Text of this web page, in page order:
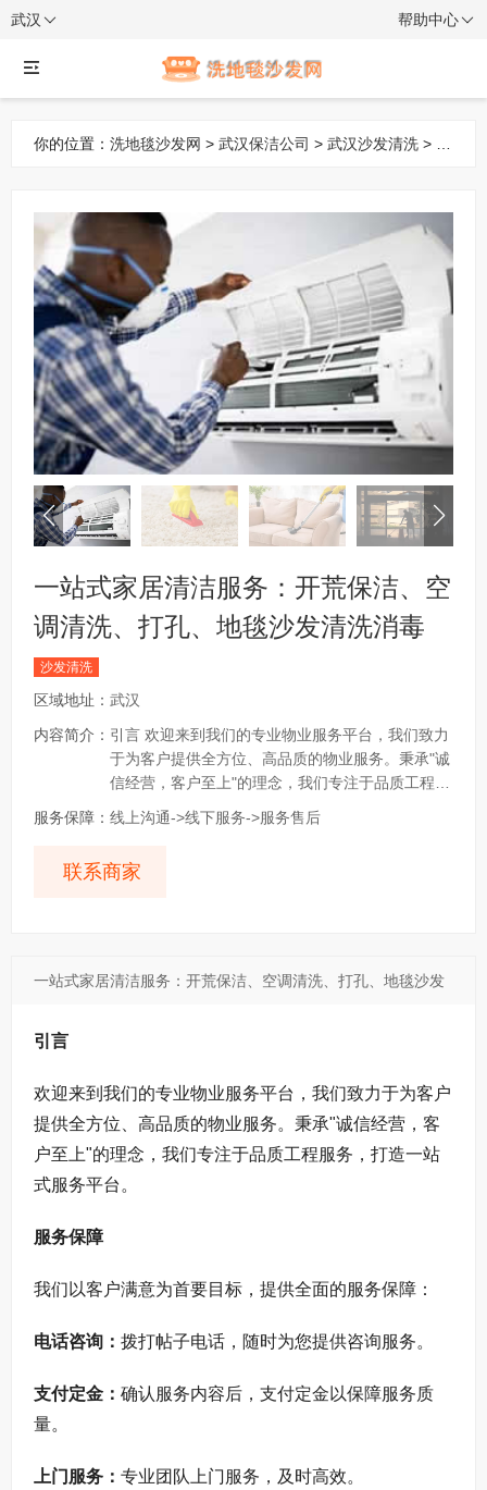
武汉 帮助中心
你的位置： 洗地毯沙发网 > 武汉保洁公司 > 武汉沙发清洗 > 一
洗消毒
一站式家居清洁服务：开荒保洁、空
调清洗、打孔、地毯沙发清洗消毒
沙发清洗
区域地址： 武汉
内容简介： 引言 欢迎来到我们的专业物业服务平台，我们致力
于为客户提供全方位、高品质的物业服务。秉承"诚
信经营，客户至上"的理念，我们专注于品质工程服
务，打造一站式服务平台。 服务保障 我们以客户满
意为首要目标，提供全面的服务保障： 电话咨询：
金：确认服务内容后，支付定金以保障服务质量。
服务保障： 线上沟通->线下服务->服务售后
联系商家
一站式家居清洁服务：开荒保洁、空调清洗、打孔、地毯沙发
清洗消毒介绍
引言
欢迎来到我们的专业物业服务平台，我们致力于为客户
提供全方位、高品质的物业服务。秉承"诚信经营，客
户至上"的理念，我们专注于品质工程服务，打造一站
式服务平台。
服务保障
我们以客户满意为首要目标，提供全面的服务保障：
电话咨询： 拨打帖子电话，随时为您提供咨询服务。
支付定金： 确认服务内容后，支付定金以保障服务质
量。
上门服务： 专业团队上门服务，及时高效。